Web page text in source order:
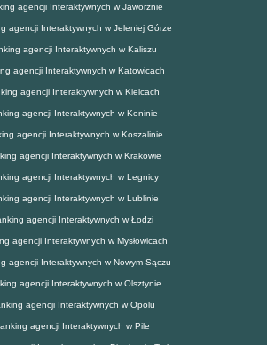
agencji Interaktywnych w Jaworznie
agencji Interaktywnych w Jeleniej Górze
agencji Interaktywnych w Kaliszu
agencji Interaktywnych w Katowicach
agencji Interaktywnych w Kielcach
agencji Interaktywnych w Koninie
agencji Interaktywnych w Koszalinie
agencji Interaktywnych w Krakowie
agencji Interaktywnych w Legnicy
agencji Interaktywnych w Lublinie
agencji Interaktywnych w Łodzi
agencji Interaktywnych w Mysłowicach
agencji Interaktywnych w Nowym Sączu
agencji Interaktywnych w Olsztynie
agencji Interaktywnych w Opolu
agencji Interaktywnych w Pile